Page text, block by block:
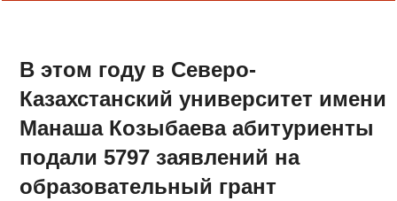
В этом году в Северо-
Казахстанский университет имени
Манаша Козыбаева абитуриенты
подали 5797 заявлений на
образовательный грант